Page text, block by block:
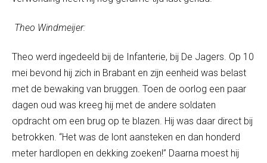
Theo Windmeijer:
Theo werd ingedeeld bij de Infanterie, bij De Jagers. Op 10
mei bevond hij zich in Brabant en zijn eenheid was belast
met de bewaking van bruggen. Toen de oorlog een paar
dagen oud was kreeg hij met de andere soldaten
opdracht om een brug op te blazen. Hij was daar direct bij
betrokken. “Het was de lont aansteken en dan honderd
meter hardlopen en dekking zoeken!” Daarna moest hij